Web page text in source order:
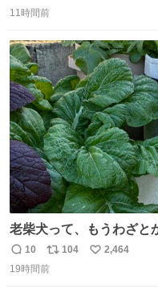
信
ポ
ト
数
数
11時間前
老柴犬って、もうわざと
はまりにいくじゃないで
い主の間にはまってきて
返
信
10
リ
ポ
104
い
2,464
19時間前